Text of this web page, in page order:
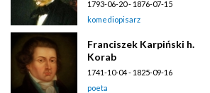
1793-06-20 - 1876-07-15
komediopisarz
Franciszek Karpiński h.
Korab
1741-10-04 - 1825-09-16
poeta